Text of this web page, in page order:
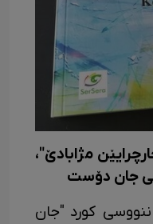
مژابادێ"،
جان دۆست
کورد "جان